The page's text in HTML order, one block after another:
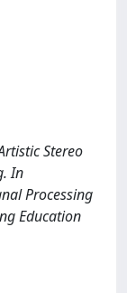
Stereo
In
Processing
Education